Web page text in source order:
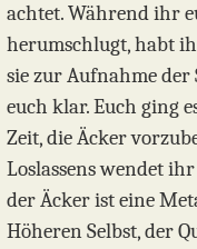
achtet. Während ihr
herumschlugt, habt
sie zur Aufnahme der
euch klar. Euch ging
Zeit, die Äcker
Loslassens wendet
der Äcker ist eine
Höheren Selbst, der